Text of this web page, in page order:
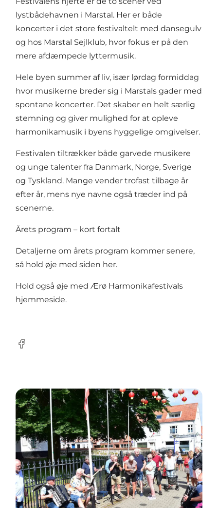
lystbådehavnen i Marstal. Her er både
koncerter i det store festivaltelt med dansegulv
og hos Marstal Sejlklub, hvor fokus er på den
mere afdæmpede lyttermusik.
Hele byen summer af liv, især lørdag formiddag
hvor musikerne breder sig i Marstals gader med
spontane koncerter. Det skaber en helt særlig
stemning og giver mulighed for at opleve
harmonikamusik i byens hyggelige omgivelser.
Festivalen tiltrækker både garvede musikere
og unge talenter fra Danmark, Norge, Sverige
og Tyskland. Mange vender trofast tilbage år
efter år, mens nye navne også træder ind på
scenerne.
Årets program – kort fortalt
Detaljerne om årets program kommer senere,
så hold øje med siden her.
Hold også øje med Ærø Harmonikafestivals
hjemmeside.
Facebook